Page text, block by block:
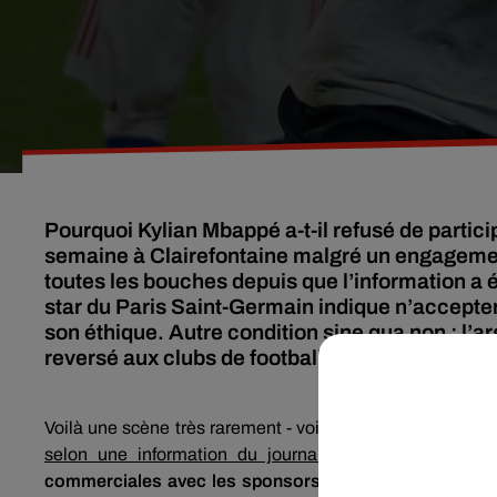
Pourquoi Kylian Mbappé a-t-il refusé de
semaine à Clairefontaine malgré un
toutes les bouches depuis que l’information a
star du Paris Saint-Germain indique
son éthique. Autre condition sine qua non :
reversé aux clubs de football amateur.
Voilà une scène très rarement - voire jamais - observée
selon une information du journal L’É
commerciales avec les sponsors de l’équipe de